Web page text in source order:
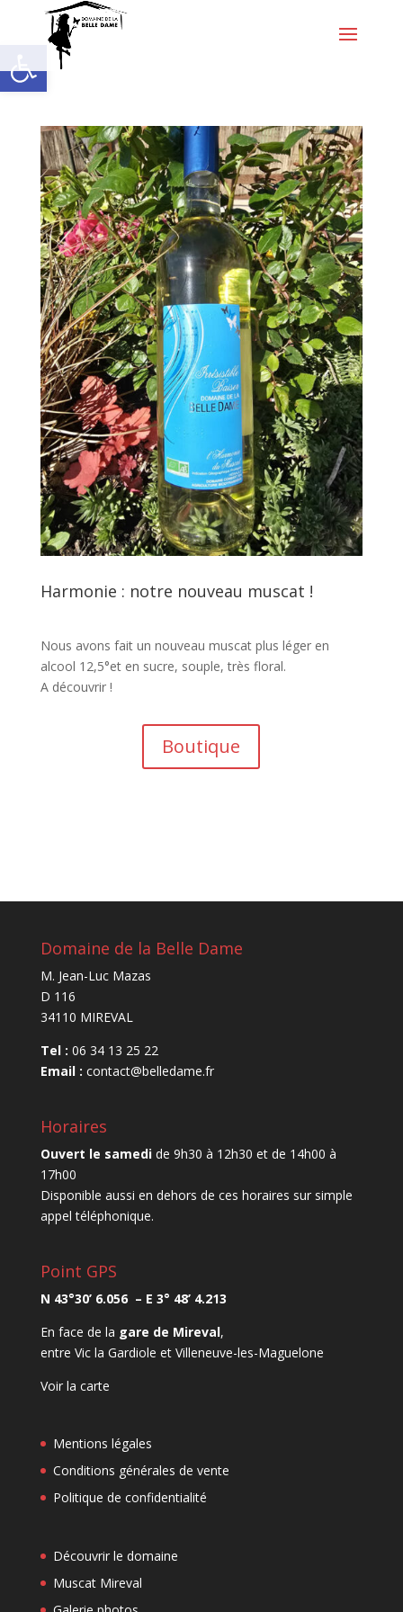
Ouvrir la barre d’outils
Harmonie : notre nouveau muscat !
Nous avons fait un nouveau muscat plus léger en
alcool 12,5°et en sucre, souple, très floral.
A découvrir !
Boutique
Domaine de la Belle Dame
M. Jean-Luc Mazas
D 116
34110 MIREVAL
Tel : 06 34 13 25 22
Email : contact@belledame.fr
Horaires
Ouvert le samedide 9h30 à 12h30 et de 14h00 à
17h00
Disponible aussi en dehors de ces horaires sur simple
appel téléphonique.
Point GPS
N 43°30’ 6.056 – E 3° 48’ 4.213
En face de la gare de Mireval,
entre Vic la Gardiole et Villeneuve-les-Maguelone
Voir la carte
Mentions légales
Conditions générales de vente
Politique de confidentialité
Découvrir le domaine
Muscat Mireval